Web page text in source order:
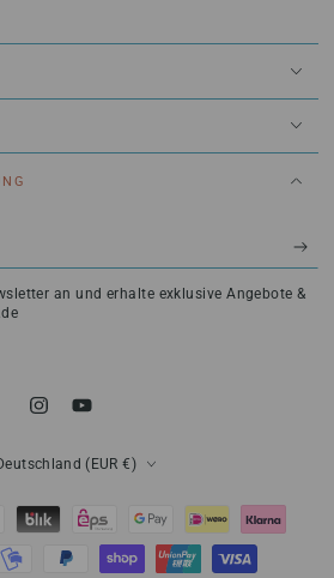
an und erhalte exklusive Angebote &
InstagramYouTube
(EUR €)